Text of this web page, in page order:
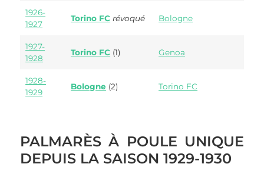
1926-
1927
Torino FC révoqué Bologne
1927-
1928
Torino FC (1) Genoa
1928-
1929
Bologne (2) Torino FC
PALMARÈS À POULE UNIQUE
DEPUIS LA SAISON 1929-1930